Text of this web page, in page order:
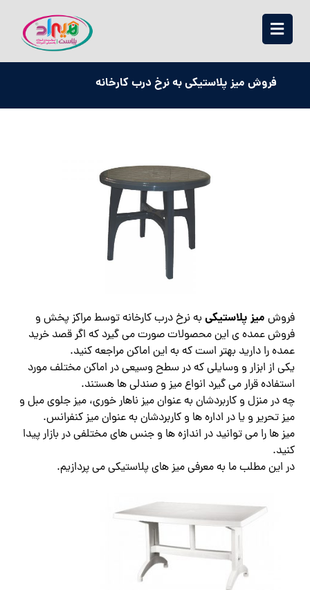
فروش میز پلاستیکی به نرخ درب کارخانه
فروش میز پلاستیکی به نرخ درب کارخانه توسط مراکز پخش و
فروش عمده ی این محصولات صورت می گیرد که اگر قصد خرید
عمده را دارید بهتر است که به این اماکن مراجعه کنید.
یکی از ابزار و وسایلی که در سطح وسیعی در اماکن مختلف مورد
استفاده قرار می گیرد انواع میز و صندلی ها هستند.
چه در منزل و کاربردشان به عنوان میز ناهار خوری، میز جلوی مبل و
میز تحریر و یا در اداره ها و کاربردشان به عنوان میز کنفرانس.
میز ها را می توانید در اندازه ها و جنس های مختلفی در بازار پیدا
کنید.
در این مطلب ما به معرفی میز های پلاستیکی می پردازیم.